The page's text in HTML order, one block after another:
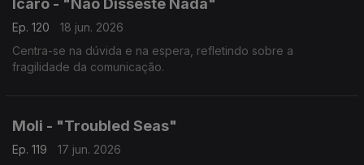
Icaro - "Não Disseste Nada"
Ep. 120
18 jun. 2026
Centra-se na dúvida e na espera, refletindo sobre a
fragilidade da comunicação.
Moli - "Troubled Seas"
Ep. 119
17 jun. 2026